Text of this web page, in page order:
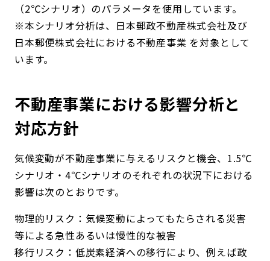
（2℃シナリオ）のパラメータを使用しています。
※本シナリオ分析は、日本郵政不動産株式会社及び
日本郵便株式会社における不動産事業 を対象として
います。
不動産事業における影響分析と
対応方針
気候変動が不動産事業に与えるリスクと機会、1.5℃
シナリオ・4℃シナリオのそれぞれの状況下における
影響は次のとおりです。
物理的リスク：気候変動によってもたらされる災害
等による急性あるいは慢性的な被害
移行リスク：低炭素経済への移行により、例えば政